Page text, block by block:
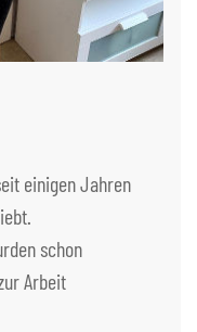
einigen Jahren
schon
Arbeit